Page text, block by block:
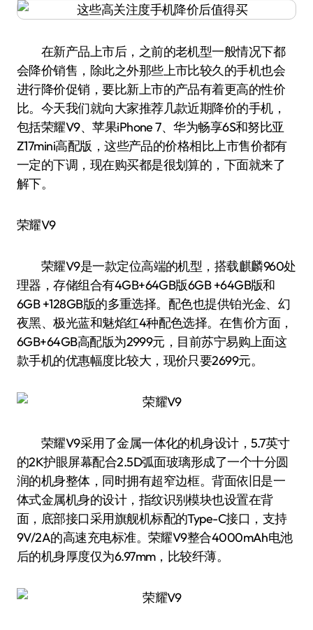
在新产品上市后，之前的老机型一般情况下都
会降价销售，除此之外那些上市比较久的手机也会
进行降价促销，要比新上市的产品有着更高的性价
比。今天我们就向大家推荐几款近期降价的手机，
包括荣耀V9、苹果iPhone 7、华为畅享6S和努比亚
Z17mini高配版，这些产品的价格相比上市售价都有
一定的下调，现在购买都是很划算的，下面就来了
解下。
荣耀V9
荣耀V9是一款定位高端的机型，搭载麒麟960处
理器，存储组合有4GB+64GB版6GB +64GB版和
6GB +128GB版的多重选择。配色也提供铂光金、幻
夜黑、极光蓝和魅焰红4种配色选择。在售价方面，
6GB+64GB高配版为2999元，目前苏宁易购上面这
款手机的优惠幅度比较大，现价只要2699元。
荣耀V9采用了金属一体化的机身设计，5.7英寸
的2K护眼屏幕配合2.5D弧面玻璃形成了一个十分圆
润的机身整体，同时拥有超窄边框。背面依旧是一
体式金属机身的设计，指纹识别模块也设置在背
面，底部接口采用旗舰机标配的Type-C接口，支持
9V/2A的高速充电标准。荣耀V9整合4000mAh电池
后的机身厚度仅为6.97mm，比较纤薄。